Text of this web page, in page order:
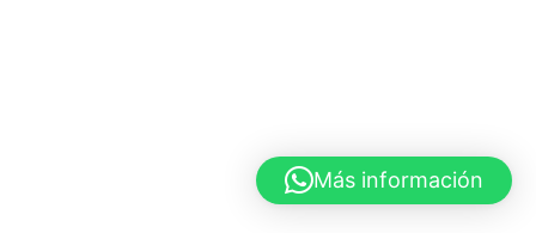
Más información